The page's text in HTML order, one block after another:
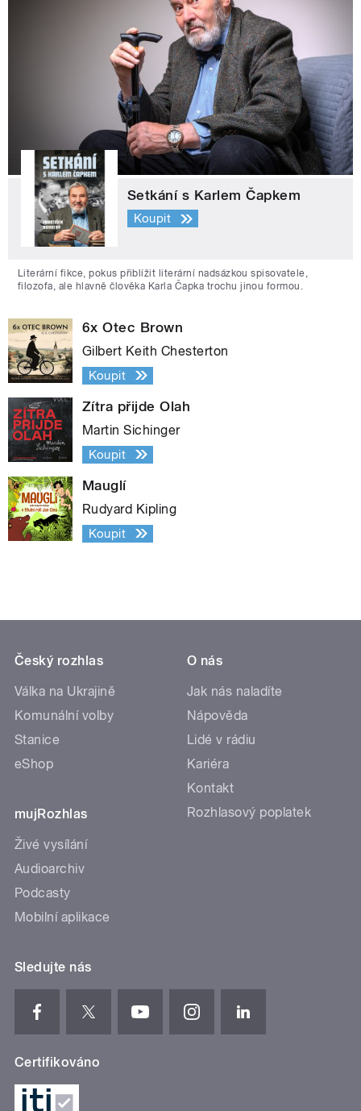
Setkání s Karlem Čapkem
Koupit
Literární fikce, pokus přiblížit literární nadsázkou spisovatele,
filozofa, ale hlavně člověka Karla Čapka trochu jinou formou.
6x Otec Brown
Gilbert Keith Chesterton
Koupit
Zítra přijde Olah
Martin Sichinger
Koupit
Mauglí
Rudyard Kipling
Koupit
Český rozhlas
Válka na Ukrajině
Komunální volby
Stanice
eShop
mujRozhlas
Živé vysílání
Audioarchiv
Podcasty
Mobilní aplikace
O nás
Jak nás naladíte
Nápověda
Lidé v rádiu
Kariéra
Kontakt
Rozhlasový poplatek
Sledujte nás
Certifikováno